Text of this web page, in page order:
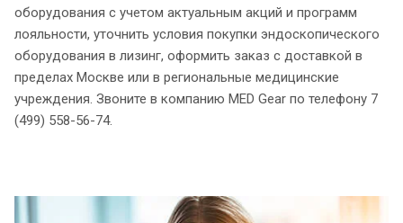
оборудования с учетом актуальным акций и программ
лояльности, уточнить условия покупки эндоскопического
оборудования в лизинг, оформить заказ с доставкой в
пределах Москве или в региональные медицинские
учреждения. Звоните в компанию MED Gear по телефону 7
(499) 558-56-74.